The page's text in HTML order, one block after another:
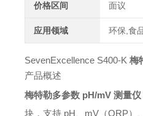
价格区间 面议
应用领域 环保,食
SevenExcellence S400‑K梅
产品概述
梅特勒多参数 pH/mV 测量仪
块，支持 pH、mV（ORP）